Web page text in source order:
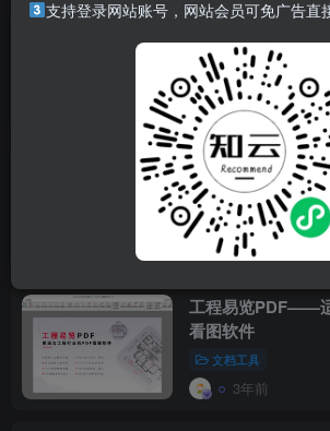
PDFgear
文档工具
2年前
improve-pdf 提升
文档工具
2年前
工程易览PDF——
看图软件
文档工具
3年前
支持登录网站账号，网站会员可免广告直